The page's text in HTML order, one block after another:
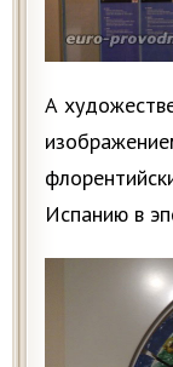
А
Испанию в